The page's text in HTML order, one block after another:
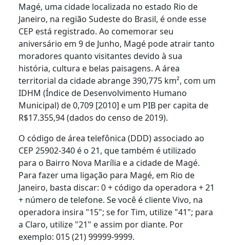
Magé, uma cidade localizada no estado Rio de
Janeiro, na região Sudeste do Brasil, é onde esse
CEP está registrado. Ao comemorar seu
aniversário em 9 de Junho, Magé pode atrair tanto
moradores quanto visitantes devido à sua
história, cultura e belas paisagens. A área
territorial da cidade abrange 390,775 km², com um
IDHM (Índice de Desenvolvimento Humano
Municipal) de 0,709 [2010] e um PIB per capita de
R$17.355,94 (dados do censo de 2019).
O código de área telefônica (DDD) associado ao
CEP 25902-340 é o 21, que também é utilizado
para o Bairro Nova Marília e a cidade de Magé.
Para fazer uma ligação para Magé, em Rio de
Janeiro, basta discar: 0 + código da operadora + 21
+ número de telefone. Se você é cliente Vivo, na
operadora insira "15"; se for Tim, utilize "41"; para
a Claro, utilize "21" e assim por diante. Por
exemplo: 015 (21) 99999-9999.